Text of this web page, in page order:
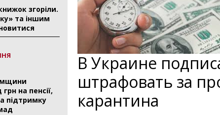
згоріли.
та іншим
на пенсії,
підтримку
В Украине
штрафовать за
карантина